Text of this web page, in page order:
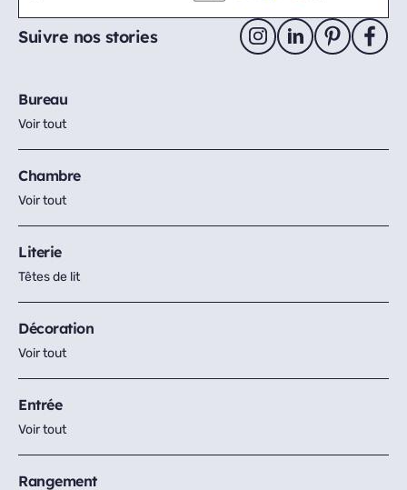
Suivre nos stories
Bureau
Voir tout
Chambre
Voir tout
Literie
Têtes de lit
Décoration
Voir tout
Entrée
Voir tout
Rangement